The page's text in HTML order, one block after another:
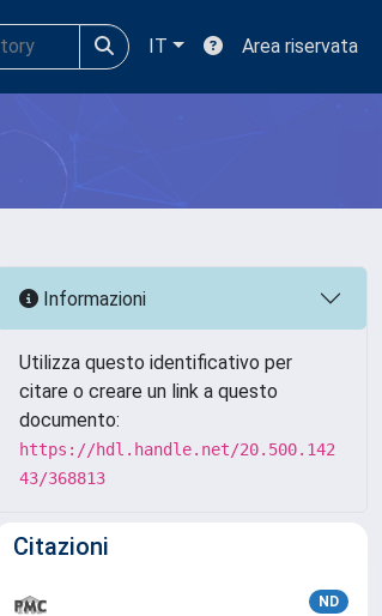
IT Area riservata
Informazioni
Utilizza questo identificativo per
citare o creare un link a questo
documento:
https://hdl.handle.net/20.500.142
43/368813
Citazioni
ND